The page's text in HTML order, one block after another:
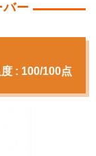
バー
: 100/100点